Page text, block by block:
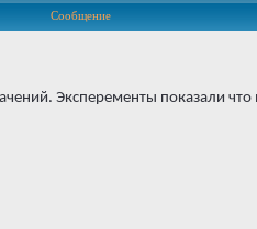
Сообщение
Эксперементы показали